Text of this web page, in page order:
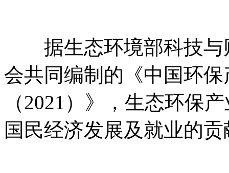
据生态环境部科技与
会共同编制的《中国环
（2021）》，生态环保
国民经济发展及就业的